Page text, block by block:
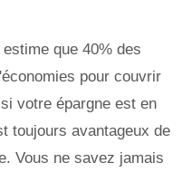
que 40% des
pour couvrir
votre épargne est en
toujours avantageux de
Vous ne savez jamais